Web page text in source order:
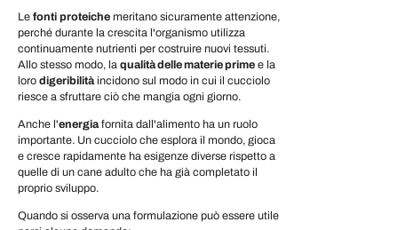
Le fonti proteiche meritano sicuramente attenzione,
perché durante la crescita l'organismo utilizza
continuamente nutrienti per costruire nuovi tessuti.
Allo stesso modo, la qualità delle materie prime e la
loro digeribilitàincidono sul modo in cui il cucciolo
riesce a sfruttare ciò che mangia ogni giorno.
Anche l'energiafornita dall'alimento ha un ruolo
importante. Un cucciolo che esplora il mondo, gioca
e cresce rapidamente ha esigenze diverse rispetto a
quelle di un cane adulto che ha già completato il
proprio sviluppo.
Quando si osserva una formulazione può essere utile